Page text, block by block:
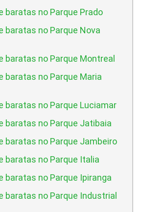
baratas no Parque Prado
baratas no Parque Nova
baratas no Parque Montreal
baratas no Parque Maria
baratas no Parque Luciamar
baratas no Parque Jatibaia
baratas no Parque Jambeiro
baratas no Parque Italia
baratas no Parque Ipiranga
baratas no Parque Industrial